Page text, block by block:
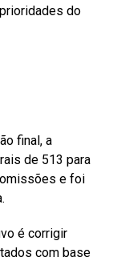
do
final, a
de 513 para
e foi
é corrigir
com base